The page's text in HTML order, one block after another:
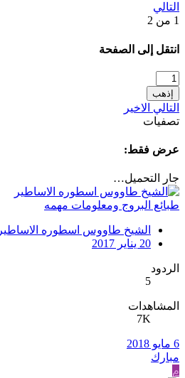
التالي
1 من 2
انتقل إلى الصفحة
إذهب
التالي الاخير
تصفيات
عرض فقط:
جار التحميل…
طبائع البروج ومعلومات مهمه
الشيخ طاووس اسطوره الاساطير
20 يناير 2017
الردود
5
المشاهدات
7K
6 مايو 2018
مبارك
م